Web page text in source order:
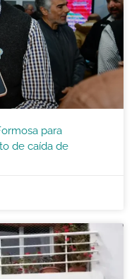
para
de caída de